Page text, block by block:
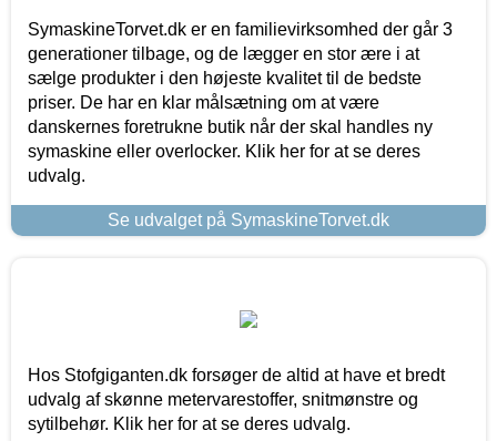
SymaskineTorvet.dk er en familievirksomhed der går 3
generationer tilbage, og de lægger en stor ære i at
sælge produkter i den højeste kvalitet til de bedste
priser. De har en klar målsætning om at være
danskernes foretrukne butik når der skal handles ny
symaskine eller overlocker. Klik her for at se deres
udvalg.
Se udvalget på SymaskineTorvet.dk
Hos Stofgiganten.dk forsøger de altid at have et bredt
udvalg af skønne metervarestoffer, snitmønstre og
sytilbehør. Klik her for at se deres udvalg.